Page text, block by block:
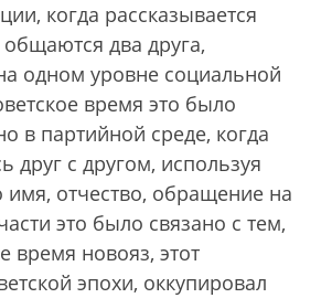
когда рассказывается
общаются два друга,
одном уровне социальной
время это было
в партийной среде, когда
друг с другом, используя
отчество, обращение на
это было связано с тем,
время новояз, этот
эпохи, оккупировал